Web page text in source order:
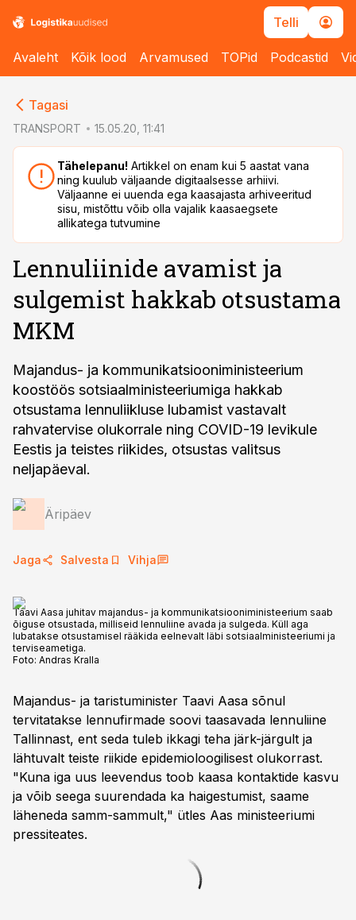
Telli
Avaleht Kõik lood Arvamused TOPid Podcastid
Tagasi
TRANSPORT 15.05.20, 11:41
Tähelepanu! Artikkel on enam kui 5 aastat vana
ning kuulub väljaande digitaalsesse arhiivi.
Väljaanne ei uuenda ega kaasajasta arhiveeritud
sisu, mistõttu võib olla vajalik kaasaegsete
allikatega tutvumine
Lennuliinide avamist ja
sulgemist hakkab otsustama
MKM
Majandus- ja kommunikatsiooniministeerium
koostöös sotsiaalministeeriumiga hakkab
otsustama lennuliikluse lubamist vastavalt
rahvatervise olukorrale ning COVID-19 levikule
Eestis ja teistes riikides, otsustas valitsus
neljapäeval.
Äripäev
Jaga Salvesta Vihja
Taavi Aasa juhitav majandus- ja kommunikatsiooniministeerium saab
õiguse otsustada, milliseid lennuliine avada ja sulgeda. Küll aga
lubatakse otsustamisel rääkida eelnevalt läbi sotsiaalministeeriumi ja
terviseametiga.
Foto: Andras Kralla
Majandus- ja taristuminister Taavi Aasa sõnul
tervitatakse lennufirmade soovi taasavada lennuliine
Tallinnast, ent seda tuleb ikkagi teha järk-järgult ja
lähtuvalt teiste riikide epidemioloogilisest olukorrast.
"Kuna iga uus leevendus toob kaasa kontaktide kasvu
ja võib seega suurendada ka haigestumist, saame
läheneda samm-sammult," ütles Aas ministeeriumi
pressiteates.